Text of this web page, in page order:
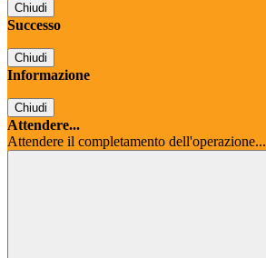
Chiudi
Successo
Chiudi
Informazione
Chiudi
Attendere...
Attendere il completamento dell'operazione...